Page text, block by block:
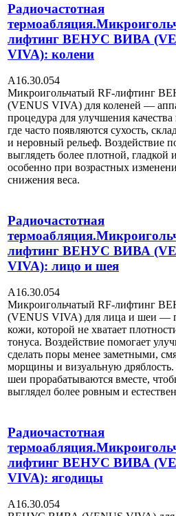
Радиочастотная
лифтинг ВЕНУС ВИВА
VIVA): колени
А16.30.054
Микроигольчатый RF-лифтинг
(VENUS VIVA) для коленей —
процедура для улучшения
где часто появляются сухость,
и неровный рельеф. Воздействие
выглядеть более плотной, гладкой
особенно при возрастных
снижения веса.
Радиочастотная
лифтинг ВЕНУС ВИВА
VIVA): лицо и шея
А16.30.054
Микроигольчатый RF-лифтинг
(VENUS VIVA) для лица и шеи —
кожи, которой не хватает
тонуса. Воздействие помогает
сделать поры менее заметными,
морщины и визуальную
шеи прорабатываются вместе,
выглядел более ровным и
Радиочастотная
лифтинг ВЕНУС ВИВА
VIVA): ягодицы
А16.30.054